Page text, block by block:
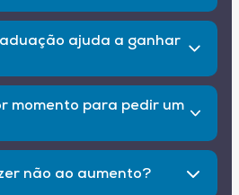
resultados, manter uma
qualificação constante.
ajuda a ganhar
aumenta seu valor
para promoções e
momento para pedir um
em avaliações de
não ao aumento?